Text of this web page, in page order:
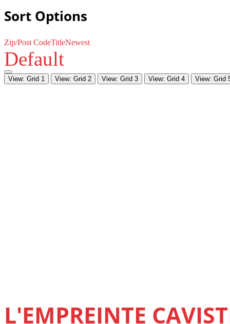
Sort Options
Zip/Post CodeTitleNewest
Default
View: Grid 1 View: Grid 2 View: Grid 3 View: Grid 4 View: Grid
L'EMPREINTE